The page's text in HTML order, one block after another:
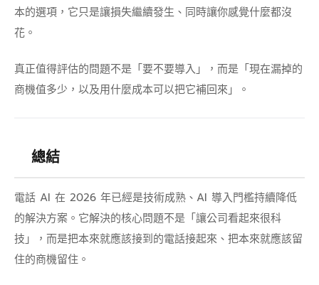
本的選項，它只是讓損失繼續發生、同時讓你感覺什麼都沒
花。
真正值得評估的問題不是「要不要導入」，而是「現在漏掉的
商機值多少，以及用什麼成本可以把它補回來」。
總結
電話 AI 在 2026 年已經是技術成熟、AI 導入門檻持續降低
的解決方案。它解決的核心問題不是「讓公司看起來很科
技」，而是把本來就應該接到的電話接起來、把本來就應該留
住的商機留住。